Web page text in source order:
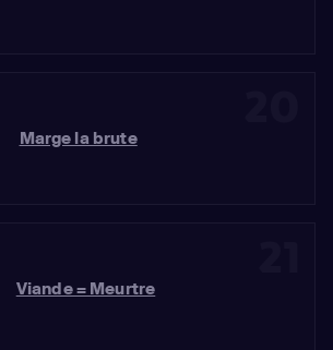
Marge la brute
Viande = Meurtre